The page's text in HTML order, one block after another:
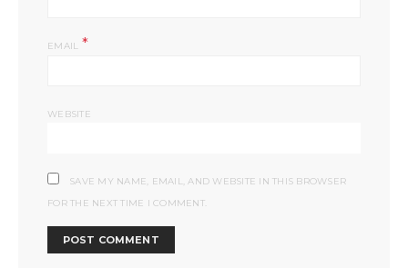
EMAIL *
WEBSITE
SAVE MY NAME, EMAIL, AND WEBSITE IN THIS BROWSER
FOR THE NEXT TIME I COMMENT.